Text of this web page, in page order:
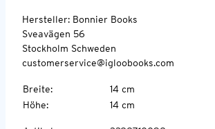
Hersteller: Bonnier Books
Sveavägen 56
Stockholm Schweden
customerservice@igloobooks.com
Breite:
14 cm
Höhe: 14 cm